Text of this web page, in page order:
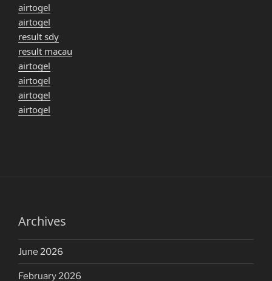
airtogel
airtogel
result sdy
result macau
airtogel
airtogel
airtogel
airtogel
Archives
June 2026
February 2026